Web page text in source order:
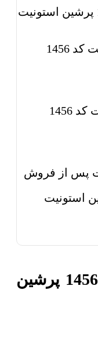
سوالات متداول ماربل شیت کد 1456
پرسش و پاسخ ماربل شیت کد 1456
پس از فروش
خرید ماربل شیت کد 1456 پرشین